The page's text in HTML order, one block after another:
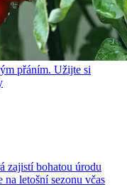
přáním. Užijte si
zajistí bohatou úrodu
letošní sezonu včas